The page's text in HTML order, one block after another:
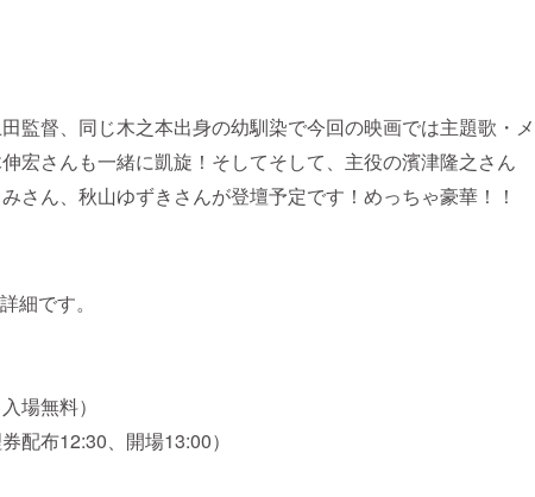
監督、同じ木之本出身の幼馴染で今回の映画では主題歌・メ
宏さんも一緒に凱旋！そしてそして、主役の濱津隆之さん
さん、秋山ゆずきさんが登壇予定です！めっちゃ豪華！！
細です。
場無料）
配布12:30、開場13:00）